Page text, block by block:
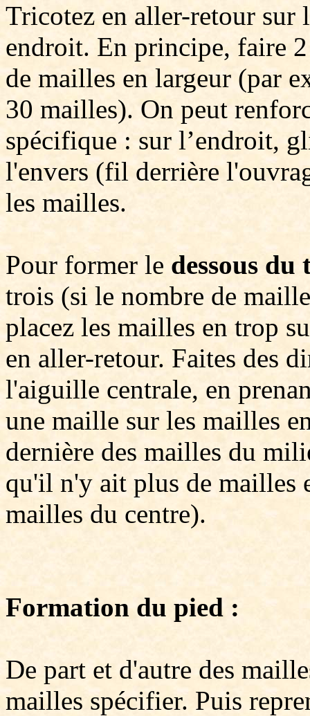
Tricotez en aller-retour sur
endroit. En principe, faire
de mailles en largeur (par
30 mailles). On peut
spécifique : sur l’endroit,
l'envers (fil derrière
les mailles.
Pour former le dessous du
trois (si le nombre de
placez les mailles en trop
en aller-retour. Faites des
l'aiguille centrale, en
une maille sur les mailles
dernière des mailles du
qu'il n'y ait plus de mailles
mailles du centre).
Formation du pied :
De part et d'autre des
mailles spécifier. Puis